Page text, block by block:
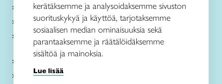
Me olemme Taito
Paikallinen toiminta
Verkkokaupat
Kirjaudu Arviin
Kirjaudu Taitocampukseen
kerätäksemme ja analysoidaksemme sivuston
suorituskykyä ja käyttöä, tarjotaksemme
sosiaalisen median ominaisuuksia sekä
parantaaksemme ja räätälöidäksemme
sisältöä ja mainoksia.
Lue lisää